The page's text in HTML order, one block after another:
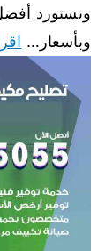
ونستورد
وبأسعار…